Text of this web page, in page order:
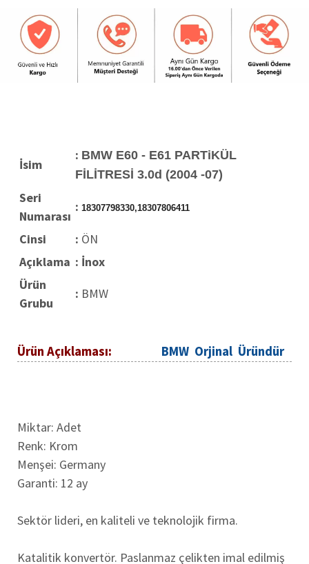
İsim
: BMW E60 - E61 PARTiKÜL
FİLİTRESİ 3.0d (2004 -07)
Seri
Numarası
: 18307798330,18307806411
Cinsi : ÖN
Açıklama : İnox
Ürün
Grubu
: BMW
Ürün Açıklaması: BMW Orjinal Üründür
Miktar: Adet
Renk: Krom
Menşei: Germany
Garanti: 12 ay
Sektör lideri, en kaliteli ve teknolojik firma.
Katalitik konvertör. Paslanmaz çelikten imal edilmiş